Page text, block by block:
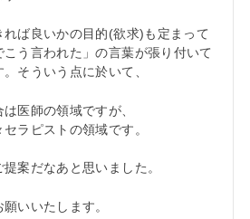
ば良いかの目的(欲求)も定まって
う言われた」の言葉が張り付いて
そういう点に於いて、
医師の領域ですが、
ラピストの領域です。
案だなあと思いました。
いいたします。